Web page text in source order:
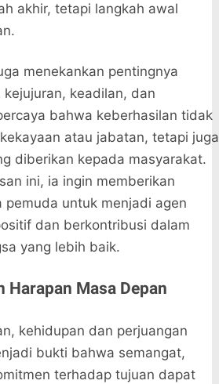
akhir, tetapi langkah awal
menekankan pentingnya
keadilan, dan
bahwa keberhasilan tidak
atau jabatan, tetapi juga
diberikan kepada masyarakat.
ini, ia ingin memberikan
pemuda untuk menjadi agen
dan berkontribusi dalam
yang lebih baik.
Harapan Masa Depan
kehidupan dan perjuangan
bukti bahwa semangat,
terhadap tujuan dapat